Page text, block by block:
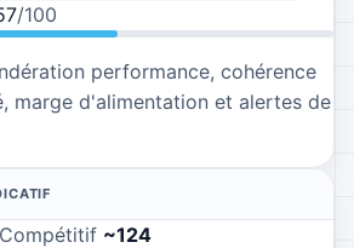
/100
performance, cohérence
marge d'alimentation et alertes de
Compétitif ~124